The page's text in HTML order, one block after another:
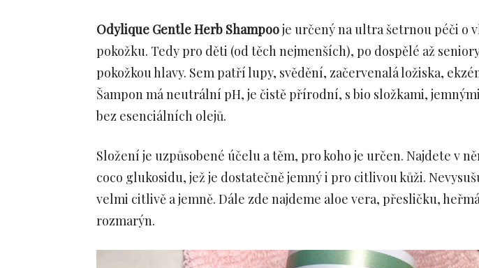
Odylique Gentle Herb Shampooje určený na ultra šetrnou péči o
pokožku. Tedy pro děti (od těch nejmenších), po dospělé až
pokožkou hlavy. Sem patří lupy, svědění, začervenalá ložiska,
Šampon má neutrální pH, je čistě přírodní, s bio složkami,
bez esenciálních olejů.
Složení je uzpůsobené účelu a těm, pro koho je určen. Najdete v
coco glukosidu, jež je dostatečně jemný i pro citlivou kůži.
velmi citlivě a jemně. Dále zde najdeme aloe vera, přesličku,
rozmarýn.